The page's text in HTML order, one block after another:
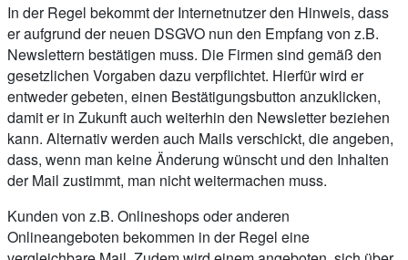
In der Regel bekommt der Internetnutzer den Hinweis, dass
er aufgrund der neuen DSGVO nun den Empfang von z.B.
Newslettern bestätigen muss. Die Firmen sind gemäß den
gesetzlichen Vorgaben dazu verpflichtet. Hierfür wird er
entweder gebeten, einen Bestätigungsbutton anzuklicken,
damit er in Zukunft auch weiterhin den Newsletter beziehen
kann. Alternativ werden auch Mails verschickt, die angeben,
dass, wenn man keine Änderung wünscht und den Inhalten
der Mail zustimmt, man nicht weitermachen muss.
Kunden von z.B. Onlineshops oder anderen
Onlineangeboten bekommen in der Regel eine